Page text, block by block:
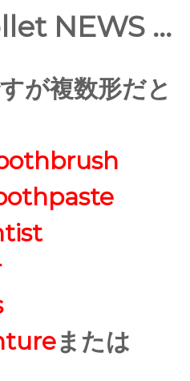
が複数形だと
または